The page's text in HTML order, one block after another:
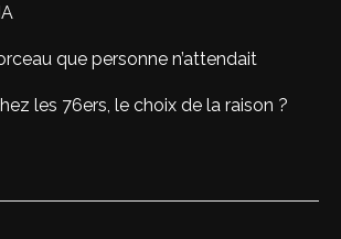
que personne n’attendait
les 76ers, le choix de la raison ?